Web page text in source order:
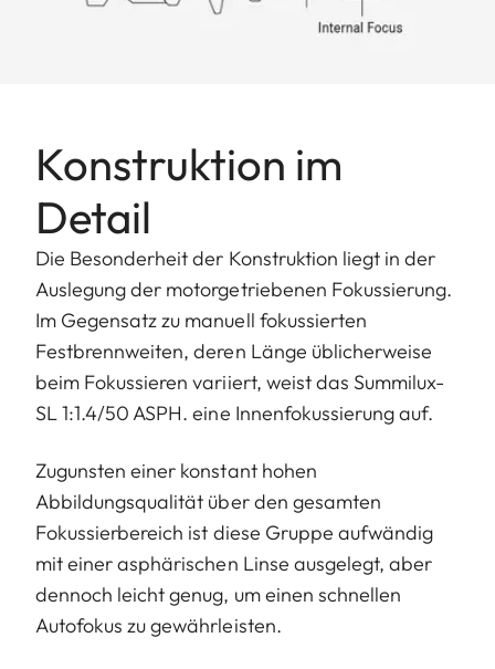
Konstruktion im
Detail
Die Besonderheit der Konstruktion liegt in der
Auslegung der motorgetriebenen Fokussierung.
Im Gegensatz zu manuell fokussierten
Festbrennweiten, deren Länge üblicherweise
beim Fokussieren variiert, weist das Summilux-
SL 1:1.4/50 ASPH. eine Innenfokussierung auf.
Zugunsten einer konstant hohen
Abbildungsqualität über den gesamten
Fokussierbereich ist diese Gruppe aufwändig
mit einer asphärischen Linse ausgelegt, aber
dennoch leicht genug, um einen schnellen
Autofokus zu gewährleisten.